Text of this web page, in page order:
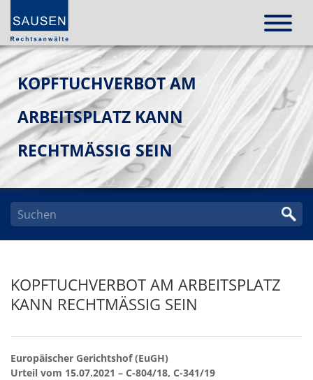
KOPFTUCHVERBOT AM
ARBEITSPLATZ KANN
RECHTMÄSSIG SEIN
KOPFTUCHVERBOT AM ARBEITSPLATZ
KANN RECHTMÄSSIG SEIN
Europäischer Gerichtshof (EuGH)
Urteil vom 15.07.2021 – C-804/18, C-341/19